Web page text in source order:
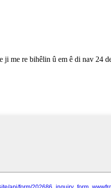
ji me re bihêlin û em ê di nav 24